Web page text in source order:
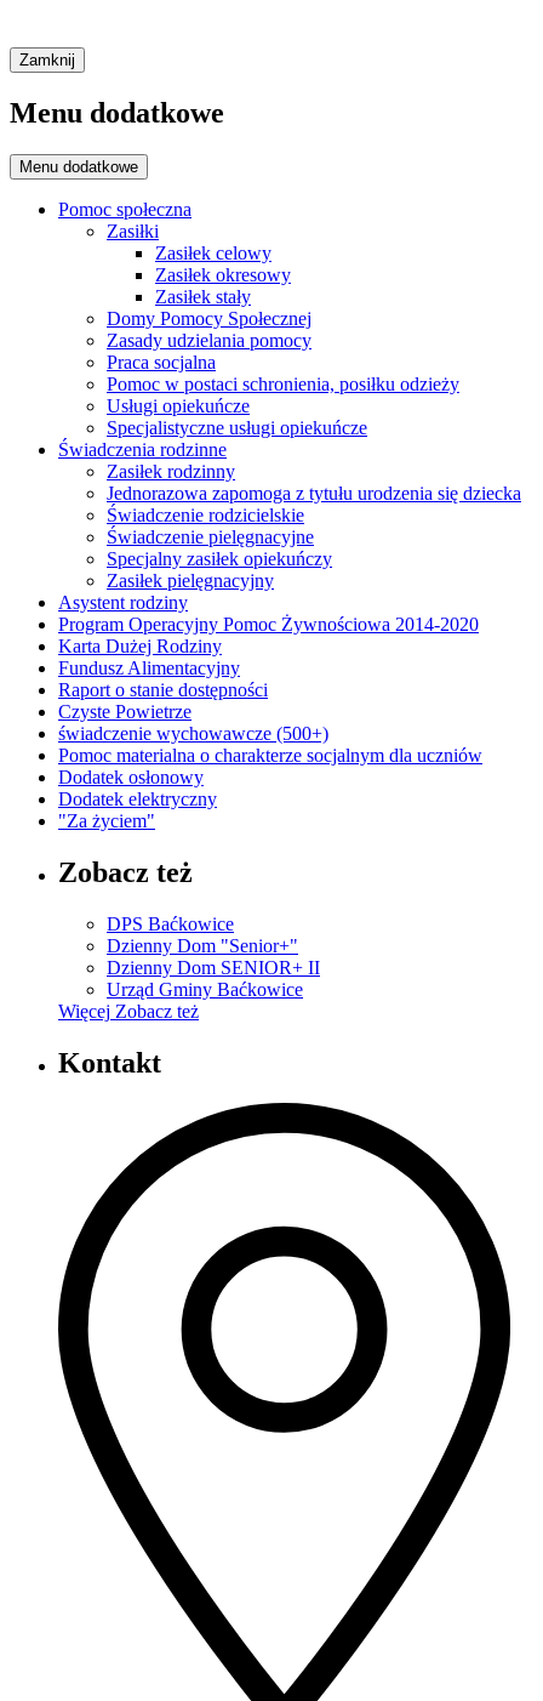
Zamknij
Menu dodatkowe
Menu dodatkowe
Pomoc społeczna
Zasiłki
Zasiłek celowy
Zasiłek okresowy
Zasiłek stały
Domy Pomocy Społecznej
Zasady udzielania pomocy
Praca socjalna
Pomoc w postaci schronienia, posiłku odzieży
Usługi opiekuńcze
Specjalistyczne usługi opiekuńcze
Świadczenia rodzinne
Zasiłek rodzinny
Jednorazowa zapomoga z tytułu urodzenia się dziecka
Świadczenie rodzicielskie
Świadczenie pielęgnacyjne
Specjalny zasiłek opiekuńczy
Zasiłek pielęgnacyjny
Asystent rodziny
Program Operacyjny Pomoc Żywnościowa 2014-2020
Karta Dużej Rodziny
Fundusz Alimentacyjny
Raport o stanie dostępności
Czyste Powietrze
świadczenie wychowawcze (500+)
Pomoc materialna o charakterze socjalnym dla uczniów
Dodatek osłonowy
Dodatek elektryczny
"Za życiem"
Zobacz też
DPS Baćkowice
Dzienny Dom "Senior+"
Dzienny Dom SENIOR+ II
Urząd Gminy Baćkowice
Więcej Zobacz też
Kontakt